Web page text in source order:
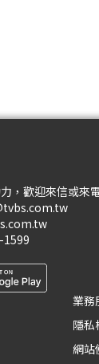
，歡迎來信或來
業務
隱私
網站